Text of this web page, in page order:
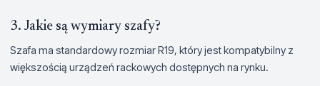
3. Jakie są wymiary szafy?
Szafa ma standardowy rozmiar R19, który jest kompatybilny z
większością urządzeń rackowych dostępnych na rynku.